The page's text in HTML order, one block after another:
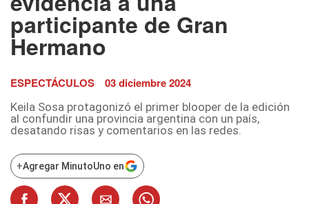
participante de Gran
Hermano
ESPECTÁCULOS 03 diciembre 2024
Keila Sosa protagonizó el primer blooper de la edición
al confundir una provincia argentina con un país,
desatando risas y comentarios en las redes.
+Agregar MinutoUno en